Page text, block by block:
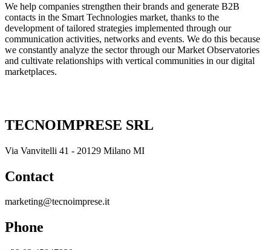
We help companies strengthen their brands and generate B2B
contacts in the Smart Technologies market, thanks to the
development of tailored strategies implemented through our
communication activities, networks and events. We do this because
we constantly analyze the sector through our Market Observatories
and cultivate relationships with vertical communities in our digital
marketplaces.
TECNOIMPRESE SRL
Via Vanvitelli 41 - 20129 Milano MI
Contact
marketing@tecnoimprese.it
Phone